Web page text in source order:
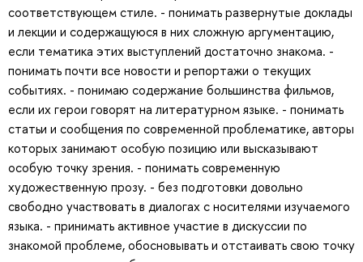
соответствующем стиле. - понимать развернутые доклады
и лекции и содержащуюся в них сложную аргументацию,
если тематика этих выступлений достаточно знакома. -
понимать почти все новости и репортажи о текущих
событиях. - понимаю содержание большинства фильмов,
если их герои говорят на литературном языке. - понимать
статьи и сообщения по современной проблематике, авторы
которых занимают особую позицию или высказывают
особую точку зрения. - понимать современную
художественную прозу. - без подготовки довольно
свободно участвовать в диалогах с носителями изучаемого
языка. - принимать активное участие в дискуссии по
знакомой проблеме, обосновывать и отстаивать свою точку